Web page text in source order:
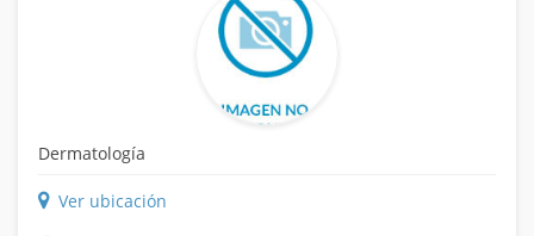
Dermatología
Ver ubicación